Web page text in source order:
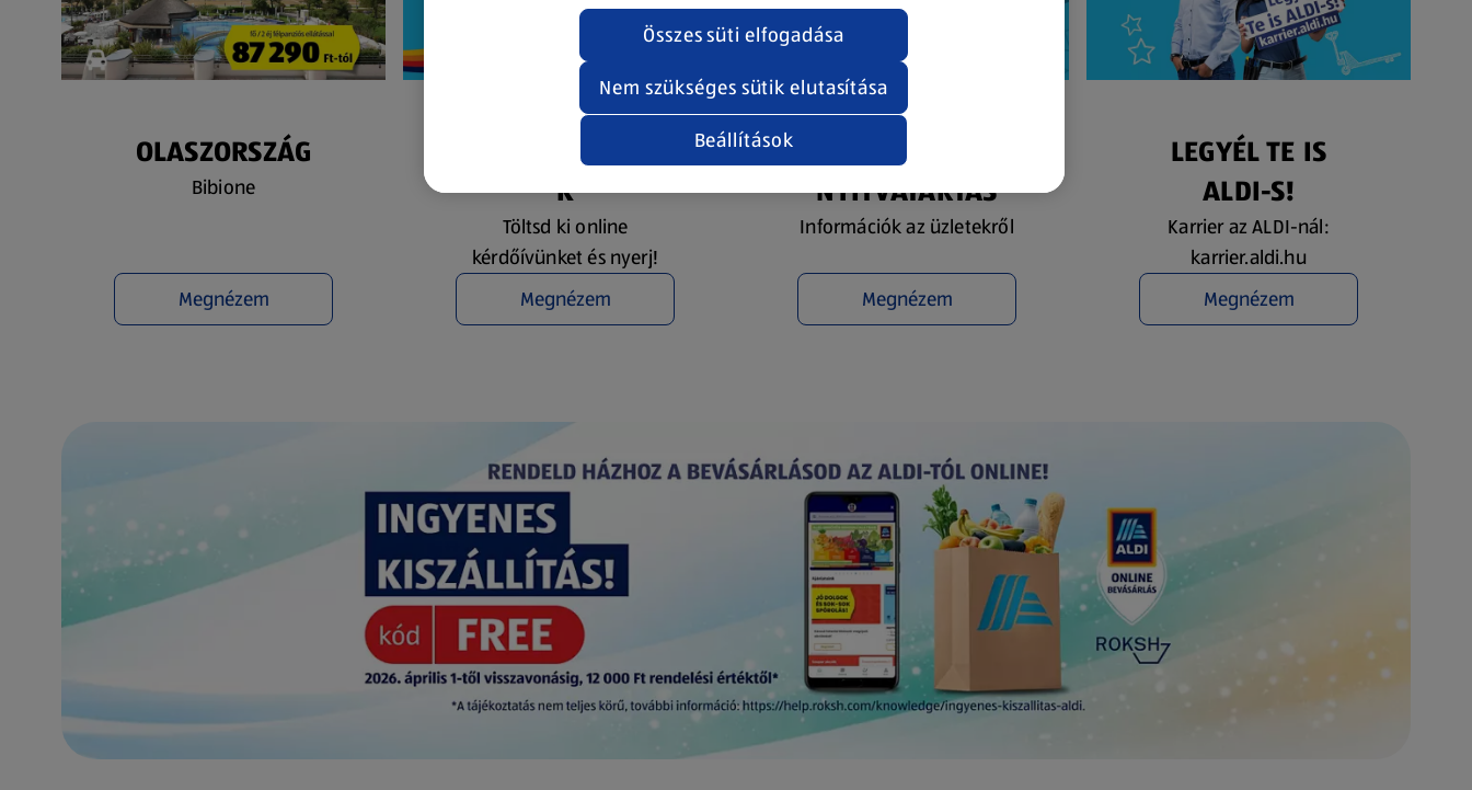
OLASZORSZÁG
Bibione
Megnézem
NYEREMÉNYJÁTÉ
K
Töltsd ki online
kérdőívünket és nyerj!
Megnézem
ÜZLETKERESŐ ÉS
NYITVATARTÁS
Információk az üzletekről
Megnézem
LEGYÉL TE IS
ALDI-S!
Karrier az ALDI-nál:
karrier.aldi.hu
Megnézem
(új oldalon nyílik meg)
Beállítások
Nem szükséges sütik elutasítása
Összes süti elfogadása